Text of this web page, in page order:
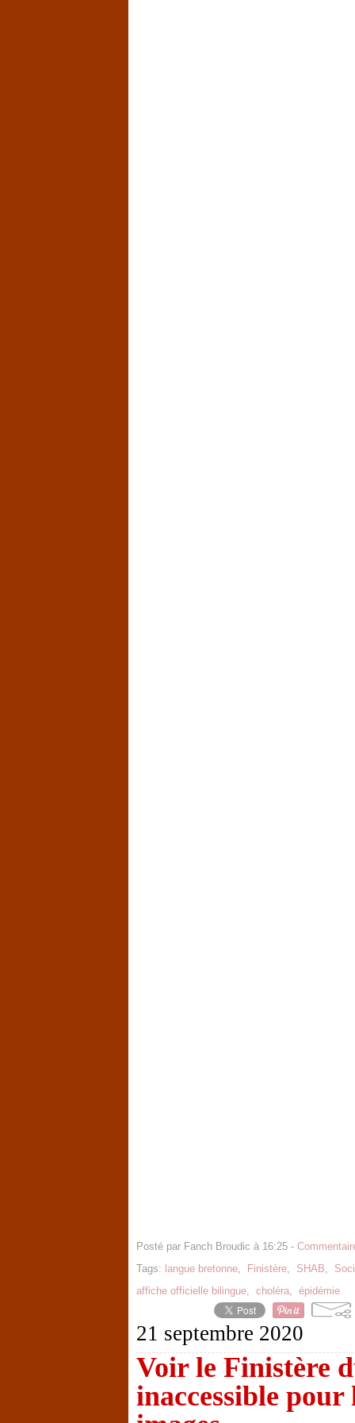
Posté par Fanch Broudic à 16:25 -
Tags: langue bretonne, Finistère, SHAB,
affiche officielle bilingue, choléra, épidémie
21 septembre 2020
Voir le Finistère
inaccessible